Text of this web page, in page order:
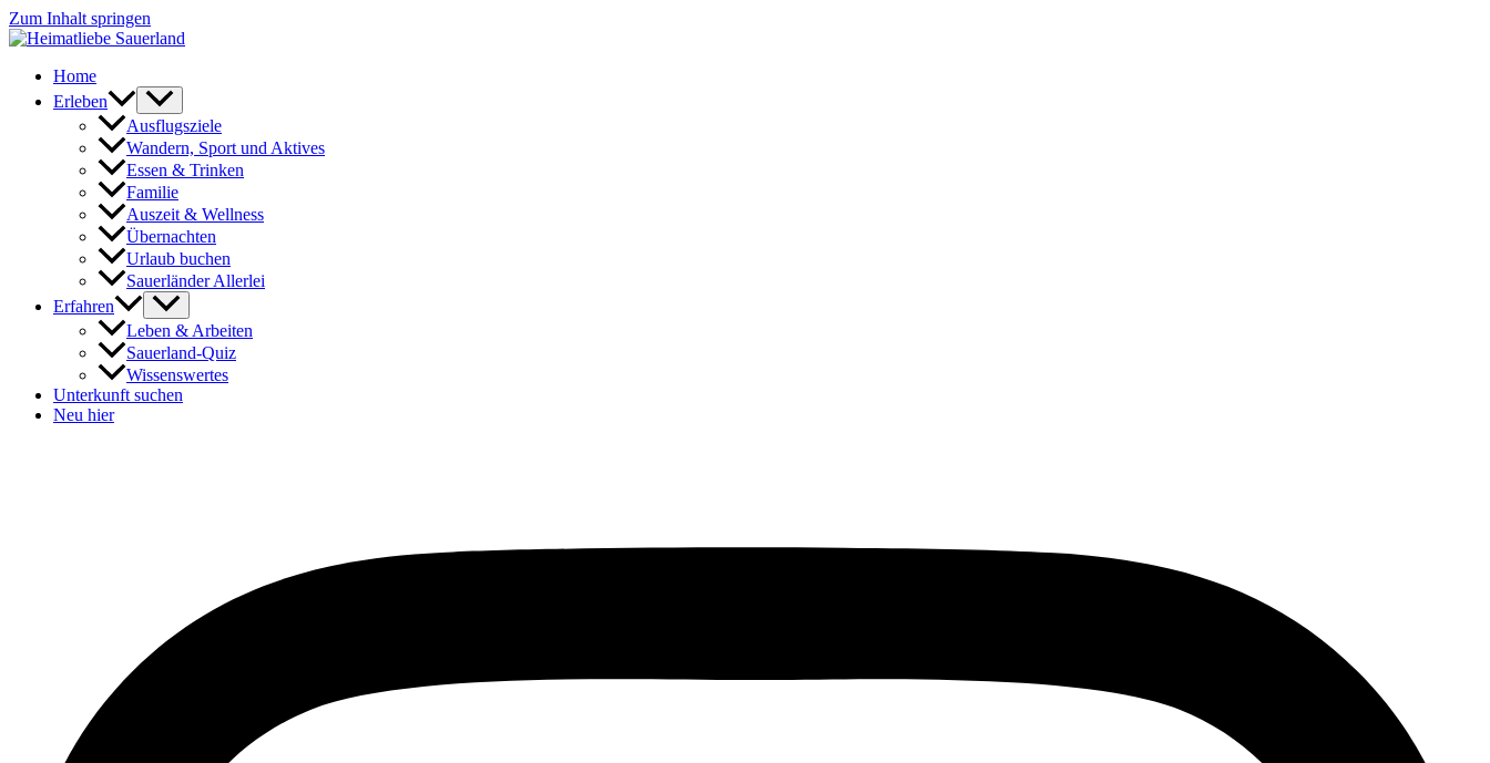
Zum Inhalt springen
Home
Erleben
Ausflugsziele
Wandern, Sport und Aktives
Essen & Trinken
Familie
Auszeit & Wellness
Übernachten
Urlaub buchen
Sauerländer Allerlei
Erfahren
Leben & Arbeiten
Sauerland-Quiz
Wissenswertes
Unterkunft suchen
Neu hier